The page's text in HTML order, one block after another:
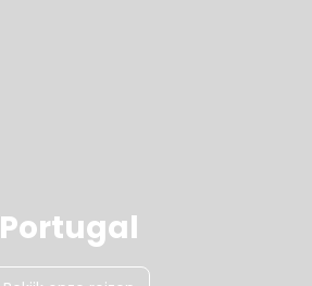
Portugal